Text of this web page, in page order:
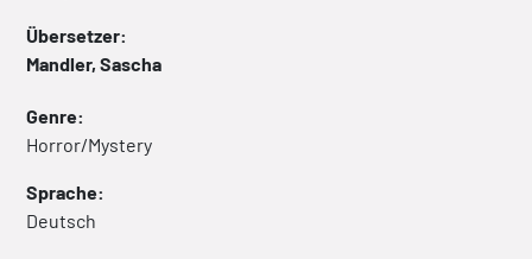
Übersetzer:
Mandler, Sascha
Genre:
Horror/Mystery
Sprache:
Deutsch